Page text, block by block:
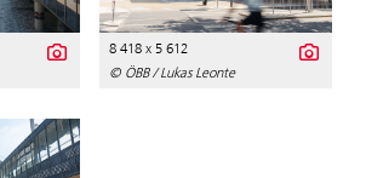
8 418 x 5 612
© ÖBB / Lukas Leonte